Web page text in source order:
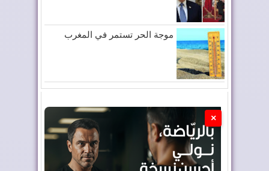
موجة الحر تستمر في المغرب
×